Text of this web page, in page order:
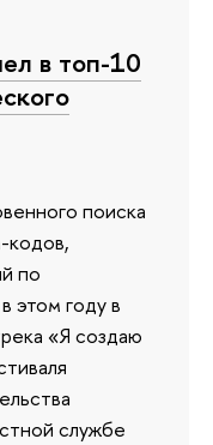
в топ-10
поиска
кодов,
по
этом году в
«Я создаю
службе